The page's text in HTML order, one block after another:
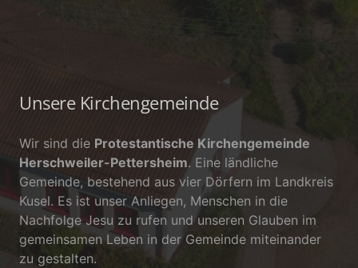
Unsere Kirchengemeinde
Wir sind die Protestantische Kirchengemeinde
Herschweiler-Pettersheim. Eine ländliche
Gemeinde, bestehend aus vier Dörfern im Landkreis
Kusel. Es ist unser Anliegen, Menschen in die
Nachfolge Jesu zu rufen und unseren Glauben im
gemeinsamen Leben in der Gemeinde miteinander
zu gestalten.